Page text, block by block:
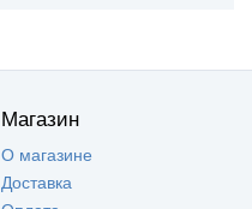
Магазин
О магазине
Доставка